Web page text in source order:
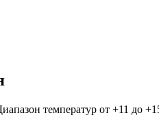
температур от +11